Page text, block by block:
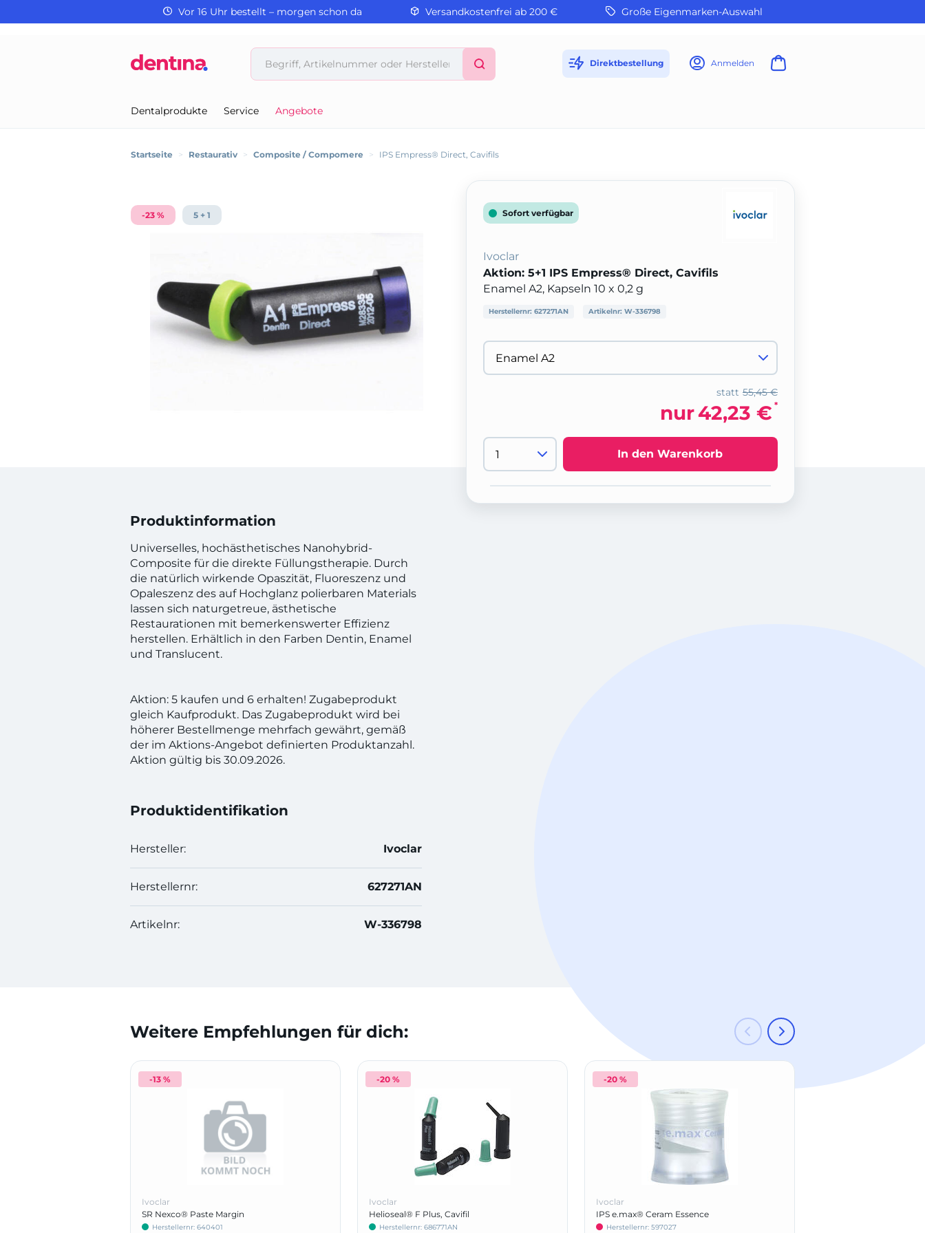
Vor 16 Uhr bestellt – morgen schon da Versandkostenfrei ab 200 € Große Eigenmarken-Auswahl
Direktbestellung Anmelden
Dentalprodukte Service Angebote
Startseite > Restaurativ > Composite / Compomere > IPS Empress® Direct, Cavifils
-23 % 5 + 1
Produktinformation
Universelles, hochästhetisches Nanohybrid-
Composite für die direkte Füllungstherapie. Durch
die natürlich wirkende Opaszität, Fluoreszenz und
Opaleszenz des auf Hochglanz polierbaren Materials
lassen sich naturgetreue, ästhetische
Restaurationen mit bemerkenswerter Effizienz
herstellen. Erhältlich in den Farben Dentin, Enamel
und Translucent.
Aktion: 5 kaufen und 6 erhalten! Zugabeprodukt
gleich Kaufprodukt. Das Zugabeprodukt wird bei
höherer Bestellmenge mehrfach gewährt, gemäß
der im Aktions-Angebot definierten Produktanzahl.
Aktion gültig bis 30.09.2026.
Produktidentifikation
Hersteller: Ivoclar
Herstellernr: 627271AN
Artikelnr: W-336798
Sofort verfügbar
Ivoclar
Aktion: 5+1 IPS Empress® Direct, Cavifils
Enamel A2, Kapseln 10 x 0,2 g
Herstellernr: 627271AN Artikelnr: W-336798
55,45 €
statt
nur42,23 € *
In den Warenkorb
Weitere Empfehlungen für dich:
-13 %
Ivoclar
SR Nexco® Paste Margin
Herstellernr: 640401
-20 %
Ivoclar
Helioseal® F Plus, Cavifil
Herstellernr: 686771AN
-20 %
Ivoclar
IPS e.max® Ceram Essence
Herstellernr: 597027
-20 %